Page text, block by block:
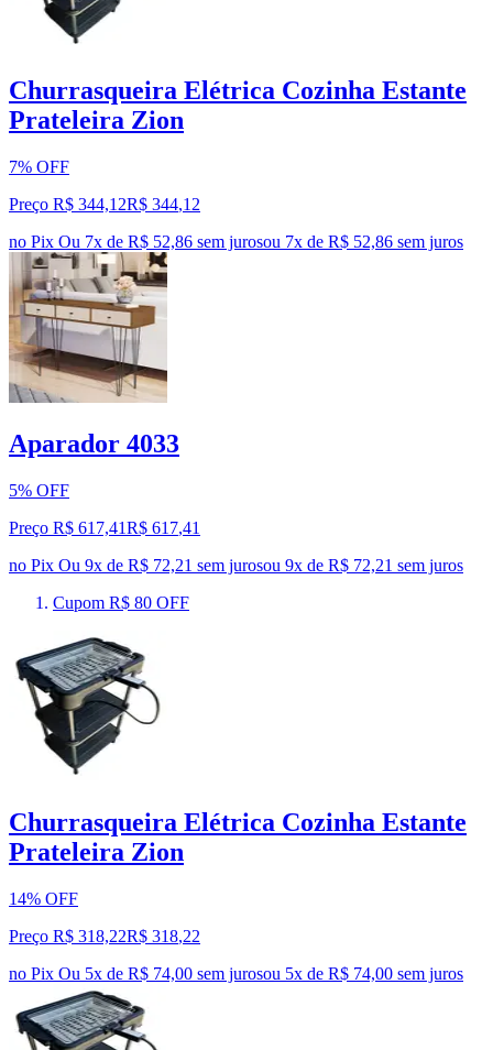
Churrasqueira Elétrica Cozinha Estante
Prateleira Zion
7% OFF
Preço R$ 344,12R$ 344,12
no Pix Ou 7x de R$ 52,86 sem jurosou 7x de R$ 52,86 sem juros
Aparador 4033
5% OFF
Preço R$ 617,41R$ 617,41
no Pix Ou 9x de R$ 72,21 sem jurosou 9x de R$ 72,21 sem juros
Cupom R$ 80 OFF
Churrasqueira Elétrica Cozinha Estante
Prateleira Zion
14% OFF
Preço R$ 318,22R$ 318,22
no Pix Ou 5x de R$ 74,00 sem jurosou 5x de R$ 74,00 sem juros